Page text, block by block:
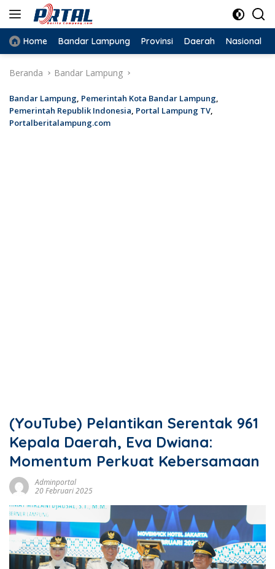
Langsung
konten
Home Bandar Lampung Provinsi Daerah Nasional
Beranda Bandar Lampung
Bandar Lampung, Pemerintah Kota Bandar Lampung,
Pemerintah Republik Indonesia, Portal Lampung TV,
Portalberitalampung.com
(YouTube) Pelantikan Serentak 961
Kepala Daerah, Eva Dwiana:
Momentum Perkuat Kebersamaan
Adminportal
20 Februari 2025